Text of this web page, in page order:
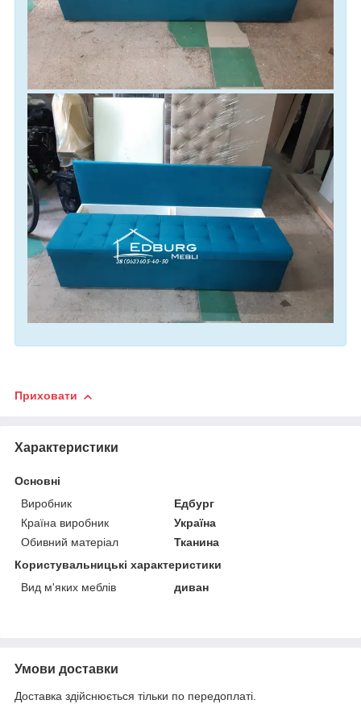
Приховати
Характеристики
Основні
Виробник
Едбург
Країна виробник
Україна
Обивний матеріал
Тканина
Користувальницькі характеристики
Вид м'яких меблів
диван
Умови доставки
Доставка здійснюється тільки по передоплаті.